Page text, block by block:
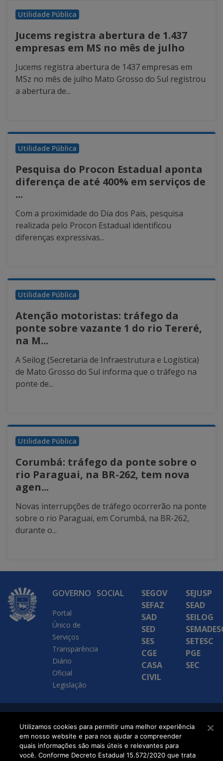
Utilidade Pública
Jucems registra abertura de 1.437
empresas em MS no mês de julho
Jucems registra abertura de 1437 empresas em
MSz no mês de julho Mato Grosso do Sul registrou
a abertura de...
Utilidade Pública
Pesquisa do Procon Estadual aponta
diferença de até 400% em serviços de
...
Com a proximidade do Dia dos Pais, pesquisa
realizada pelo Procon Estadual identificou
diferenças expressivas...
Utilidade Pública
Atenção motoristas: tráfego da
ponte sobre vazante 1 do rio Tereré,
na M...
A Seilog (Secretaria de Infraestrutura e Logística)
de Mato Grosso do Sul informa que o tráfego na
ponte de...
Utilidade Pública
Corumbá: tráfego da ponte sobre o
rio Paraguai, na BR-262, tem nova
agen...
Novas interrupções de tráfego ocorrerão na ponte
sobre o rio Paraguai, em Corumbá, na BR-262,
durante o...
GOVERNO
Portal
Único de
Serviços
Transparência
Diário
Oficial
Legislação
SOCIAL
SEGOV
SEFAZ
SAD
SED
SES
CGE
CASA
CIVIL
SEJUSP
SEAD
SEILOG
SETESC
PGE
SEC
SETDIG | Secretaria-
Executiva de
Transformação Digital
Utilizamos cookies para permitir uma melhor experiência
em nosso website e para nos ajudar a compreender
quais informações são mais úteis e relevantes para
você. Conforme Decreto Estadual 15.572/2020 que trata